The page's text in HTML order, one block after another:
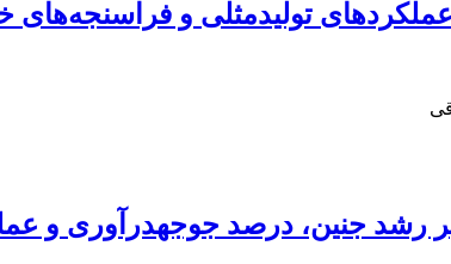
تولیدمثلی و فراسنجه‌های